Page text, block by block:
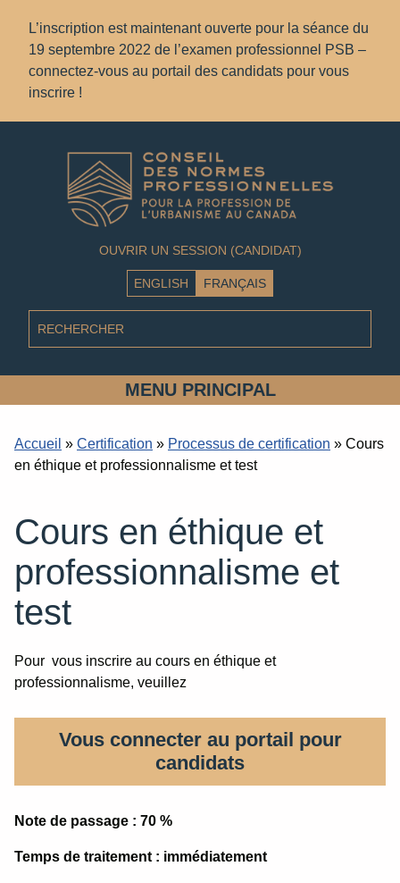
L’inscription est maintenant ouverte pour la séance du
19 septembre 2022 de l’examen professionnel PSB –
connectez-vous au portail des candidats pour vous
inscrire !
OUVRIR UN SESSION (CANDIDAT)
ENGLISH FRANÇAIS
MENU PRINCIPAL
Accueil » Certification » Processus de certification » Cours
en éthique et professionnalisme et test
Cours en éthique et
professionnalisme et
test
Pour vous inscrire au cours en éthique et
professionnalisme, veuillez
Vous connecter au portail pour
candidats
Note de passage : 70 %
Temps de traitement : immédiatement